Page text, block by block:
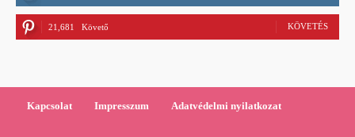
21,681 Követő KÖVETÉS
Kapcsolat Impresszum Adatvédelmi nyilatkozat